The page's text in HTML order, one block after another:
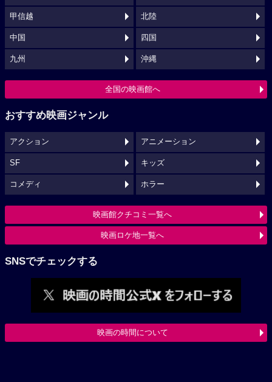
甲信越 北陸
中国 四国
九州 沖縄
全国の映画館へ
おすすめ映画ジャンル
アクション アニメーション
SF キッズ
コメディ ホラー
映画館クチコミ一覧へ
映画ロケ地一覧へ
SNSでチェックする
映画の時間について